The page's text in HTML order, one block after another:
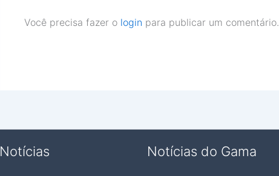
Você precisa fazer o login para publicar um comentário.
Notícias Notícias do Gama